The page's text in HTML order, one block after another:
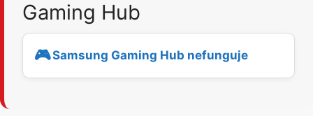
Gaming Hub
🎮Samsung Gaming Hub nefunguje